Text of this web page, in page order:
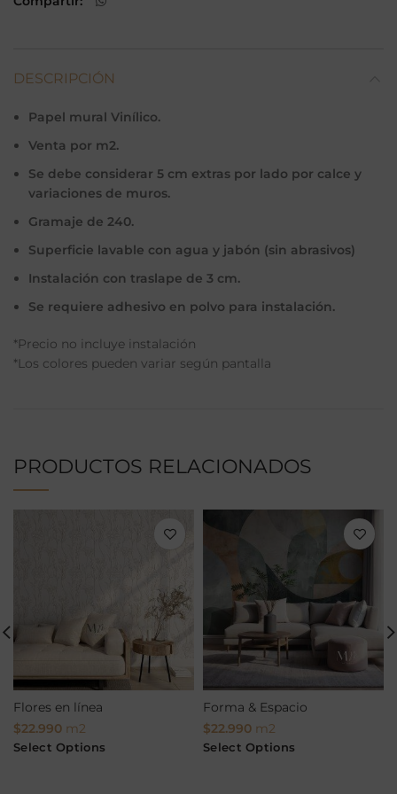
DESCRIPCIÓN
Papel mural Vinílico.
Venta por m2.
Se debe considerar 5 cm extras por lado por calce y
variaciones de muros.
Gramaje de 240.
Superficie lavable con agua y jabón (sin abrasivos)
Instalación con traslape de 3 cm.
Se requiere adhesivo en polvo para instalación.
*Precio no incluye instalación
*Los colores pueden variar según pantalla
PRODUCTOS RELACIONADOS
Flores en línea
$22.990 m2
Select Options
Forma & Espacio
$22.990 m2
Select Options